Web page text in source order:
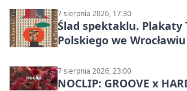
7 sierpnia 2026, 17:30
Ślad spektaklu. Plakaty
Polskiego we Wrocławiu
7 sierpnia 2026, 23:00
NOCLIP: GROOVE x